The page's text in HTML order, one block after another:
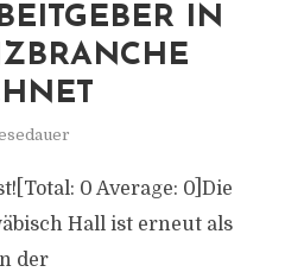
IN
0 Average: 0]Die
Hall ist erneut als
der